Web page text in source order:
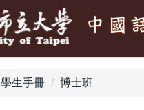
學生手冊 博士班